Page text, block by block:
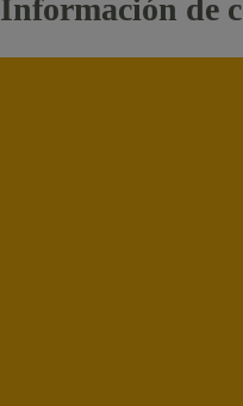
Información de